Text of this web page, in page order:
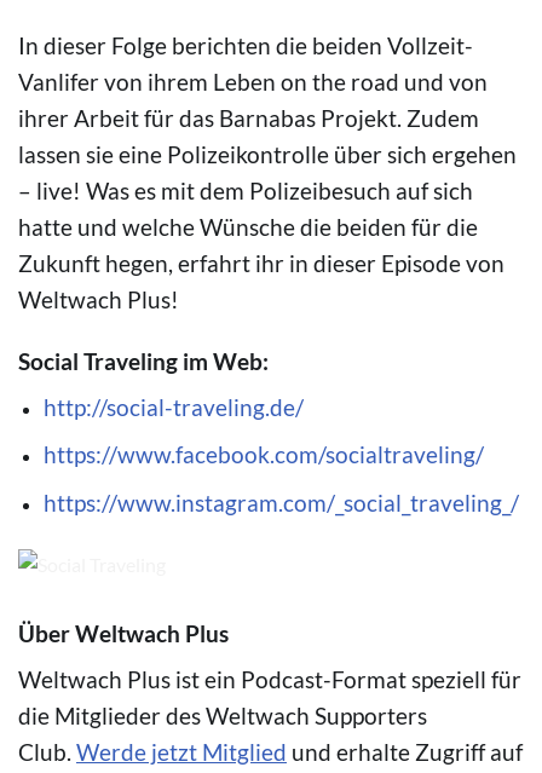
In dieser Folge berichten die beiden Vollzeit-
Vanlifer von ihrem Leben on the road und von
ihrer Arbeit für das Barnabas Projekt. Zudem
lassen sie eine Polizeikontrolle über sich ergehen
– live! ⁠Was es mit dem Polizeibesuch auf sich
hatte und welche Wünsche die beiden für die
Zukunft hegen, erfahrt ihr in dieser Episode von
Weltwach Plus!
Social Traveling im Web:
http://social-traveling.de/
https://www.facebook.com/socialtraveling/
https://www.instagram.com/_social_traveling_/
Über Weltwach Plus
Weltwach Plus ist ein Podcast-Format speziell für
die Mitglieder des Weltwach Supporters
Club. Werde jetzt Mitglied und erhalte Zugriff auf